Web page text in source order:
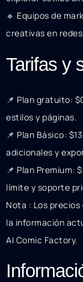
🔹 Equipos de
creativas en
Tarifas y
📌 Plan gratuito:
estilos y páginas.
📌 Plan Básico:
adicionales y
📌 Plan Premium:
límite y soporte
Nota : Los
la información
AI Comic Factory.